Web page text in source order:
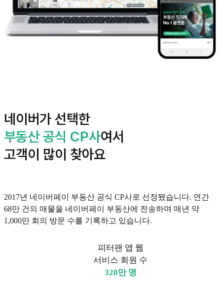
네이버가 선택한
부동산 공식 CP사여서
고객이 많이 찾아요
2017년 네이버페이 부동산 공식 CP사로 선정됐습니다. 연간
68만 건의 매물을 네이버페이 부동산에 전송하며 매년 약
1,000만 회의 방문 수를 기록하고 있습니다.
피터팬 앱 웹
서비스 회원 수
320만 명